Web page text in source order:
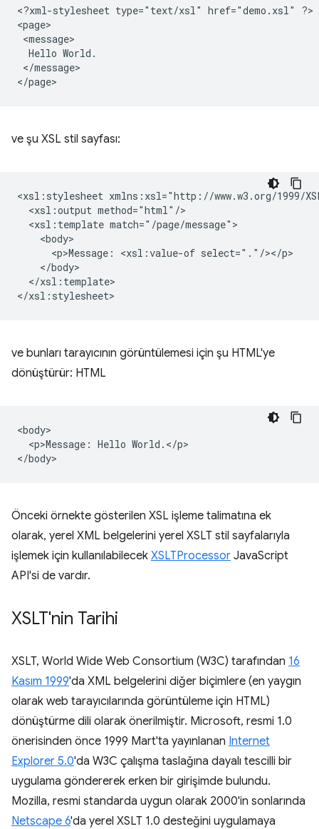
<?xml-stylesheet type="text/xsl" href="demo.xsl"
?>
Hello
</message>
ve şu XSL stil sayfası:
<xsl:stylesheet
<xsl:output
<xsl:template
<p>Message:
<xsl:value-of
</xsl:template>
ve bunları tarayıcının görüntülemesi için şu HTML'ye
dönüştürür: HTML
<body>
  <p>Message: Hello World.</p>
Önceki örnekte gösterilen XSL işleme talimatına ek
olarak, yerel XML belgelerini yerel XSLT stil sayfalarıyla
işlemek için kullanılabilecek XSLTProcessor JavaScript
API'si de vardır.
XSLT'nin Tarihi
XSLT, World Wide Web Consortium (W3C) tarafından 16
Kasım 1999'da XML belgelerini diğer biçimlere (en yaygın
olarak web tarayıcılarında görüntüleme için HTML)
dönüştürme dili olarak önerilmiştir. Microsoft, resmi 1.0
önerisinden önce 1999 Mart'ta yayınlanan Internet
Explorer 5.0'da W3C çalışma taslağına dayalı tescilli bir
uygulama göndererek erken bir girişimde bulundu.
Mozilla, resmi standarda uygun olarak 2000'in sonlarında
Netscape 6'da yerel XSLT 1.0 desteğini uygulamaya